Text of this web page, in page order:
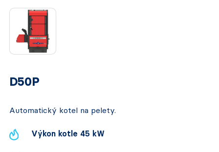
D50P
Automatický kotel na pelety.
Výkon kotle 45 kW